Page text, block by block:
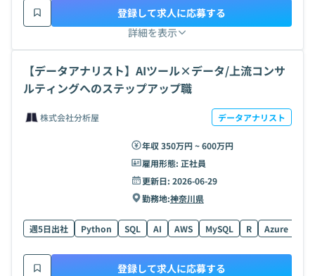
詳細を表示
登録して求人に応募する
【データアナリスト】AIツール×データ/上流コンサ
ルティングへのステップアップ職
株式会社分析屋 データアナリスト
年収 350万円 ~ 600万円
雇用形態: 正社員
更新日: 2026-06-29
勤務地:神奈川県
週5日出社 Python SQL AI AWS MySQL R Azure
登録して求人に応募する